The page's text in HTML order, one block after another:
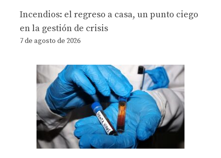
Incendios: el regreso a casa, un punto ciego
en la gestión de crisis
7 de agosto de 2026